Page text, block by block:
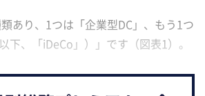
あり、1つは「企業型DC」、もう1つ
下、「iDeCo」）」です（図表1）。